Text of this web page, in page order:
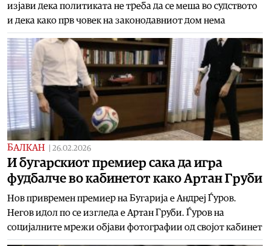
изјави дека политиката не треба да се меша во судството
и дека како прв човек на законодавниот дом нема
БАЛКАН 26.02.2026
И бугарскиот премиер сака да игра
фудбалче во кабинетот како Артан Груби
Нов привремен премиер на Бугарија е Андреј Ѓуров.
Негов идол по се изгледа е Артан Груби. Ѓуров на
социјалните мрежи објави фотографии од својот кабинет